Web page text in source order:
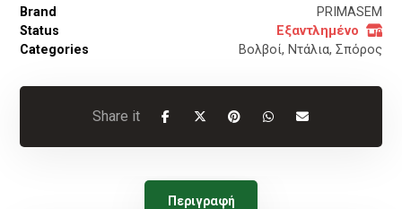
Brand
PRIMASEM
Status
Εξαντλημένο
Categories
Βολβοί, Ντάλια, Σπόρος
Περιγραφή